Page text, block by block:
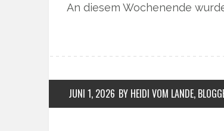
An diesem Wochenende
JUNI 1, 2026 BY HEIDI VOM LANDE,